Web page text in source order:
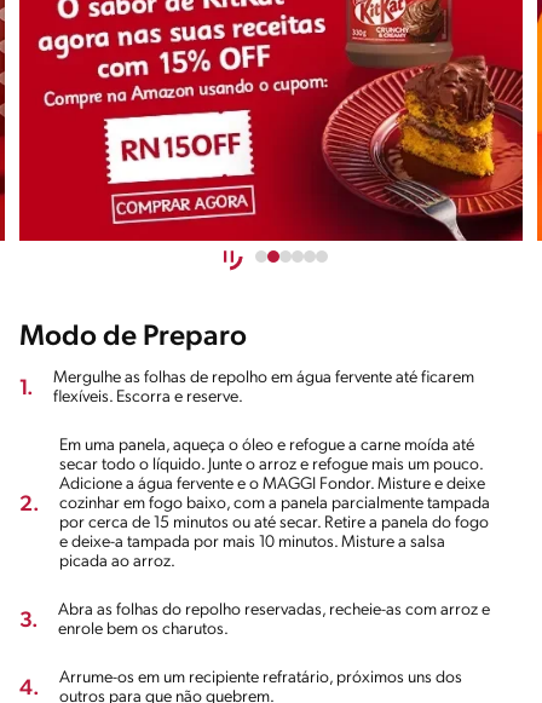
Modo de Preparo
1.
Mergulhe as folhas de repolho em água fervente até ficarem
flexíveis. Escorra e reserve.
2.
Em uma panela, aqueça o óleo e refogue a carne moída até
secar todo o líquido. Junte o arroz e refogue mais um pouco.
Adicione a água fervente e o MAGGI Fondor. Misture e deixe
cozinhar em fogo baixo, com a panela parcialmente tampada
por cerca de 15 minutos ou até secar. Retire a panela do fogo
e deixe-a tampada por mais 10 minutos. Misture a salsa
picada ao arroz.
3.
Abra as folhas do repolho reservadas, recheie-as com arroz e
enrole bem os charutos.
4.
Arrume-os em um recipiente refratário, próximos uns dos
outros para que não quebrem.